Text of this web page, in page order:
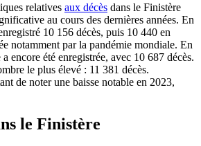
relatives aux décès dans le Finistère
au cours des dernières années. En
10 156 décès, puis 10 440 en
notamment par la pandémie mondiale. En
encore été enregistrée, avec 10 687 décès.
le plus élevé : 11 381 décès.
de noter une baisse notable en 2023,
le Finistère